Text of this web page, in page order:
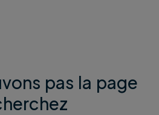
pas la page